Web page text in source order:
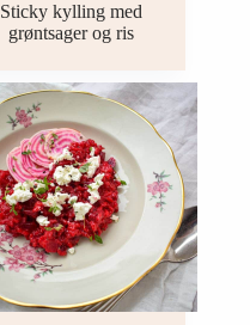
Sticky kylling med
grøntsager og ris